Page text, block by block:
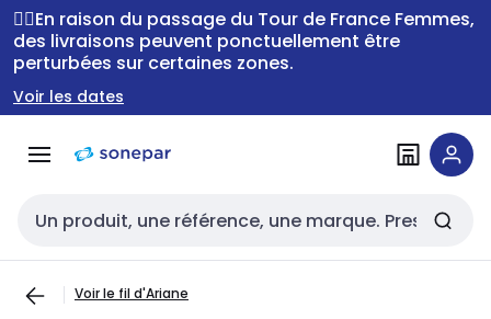
Passer à la
navigation
Passer
au
contenu
🚴‍♂️En raison du passage du Tour de France Femmes,
des livraisons peuvent ponctuellement être
perturbées sur certaines zones.
Voir les dates
Entrée de recherche
Voir le fil d'Ariane